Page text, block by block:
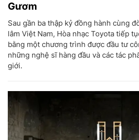
Gươm
Sau gần ba thập kỷ đồng hành cùng
lâm Việt Nam, Hòa nhạc Toyota tiếp
bằng một chương trình được đầu tư
những nghệ sĩ hàng đầu và các tác
giới.